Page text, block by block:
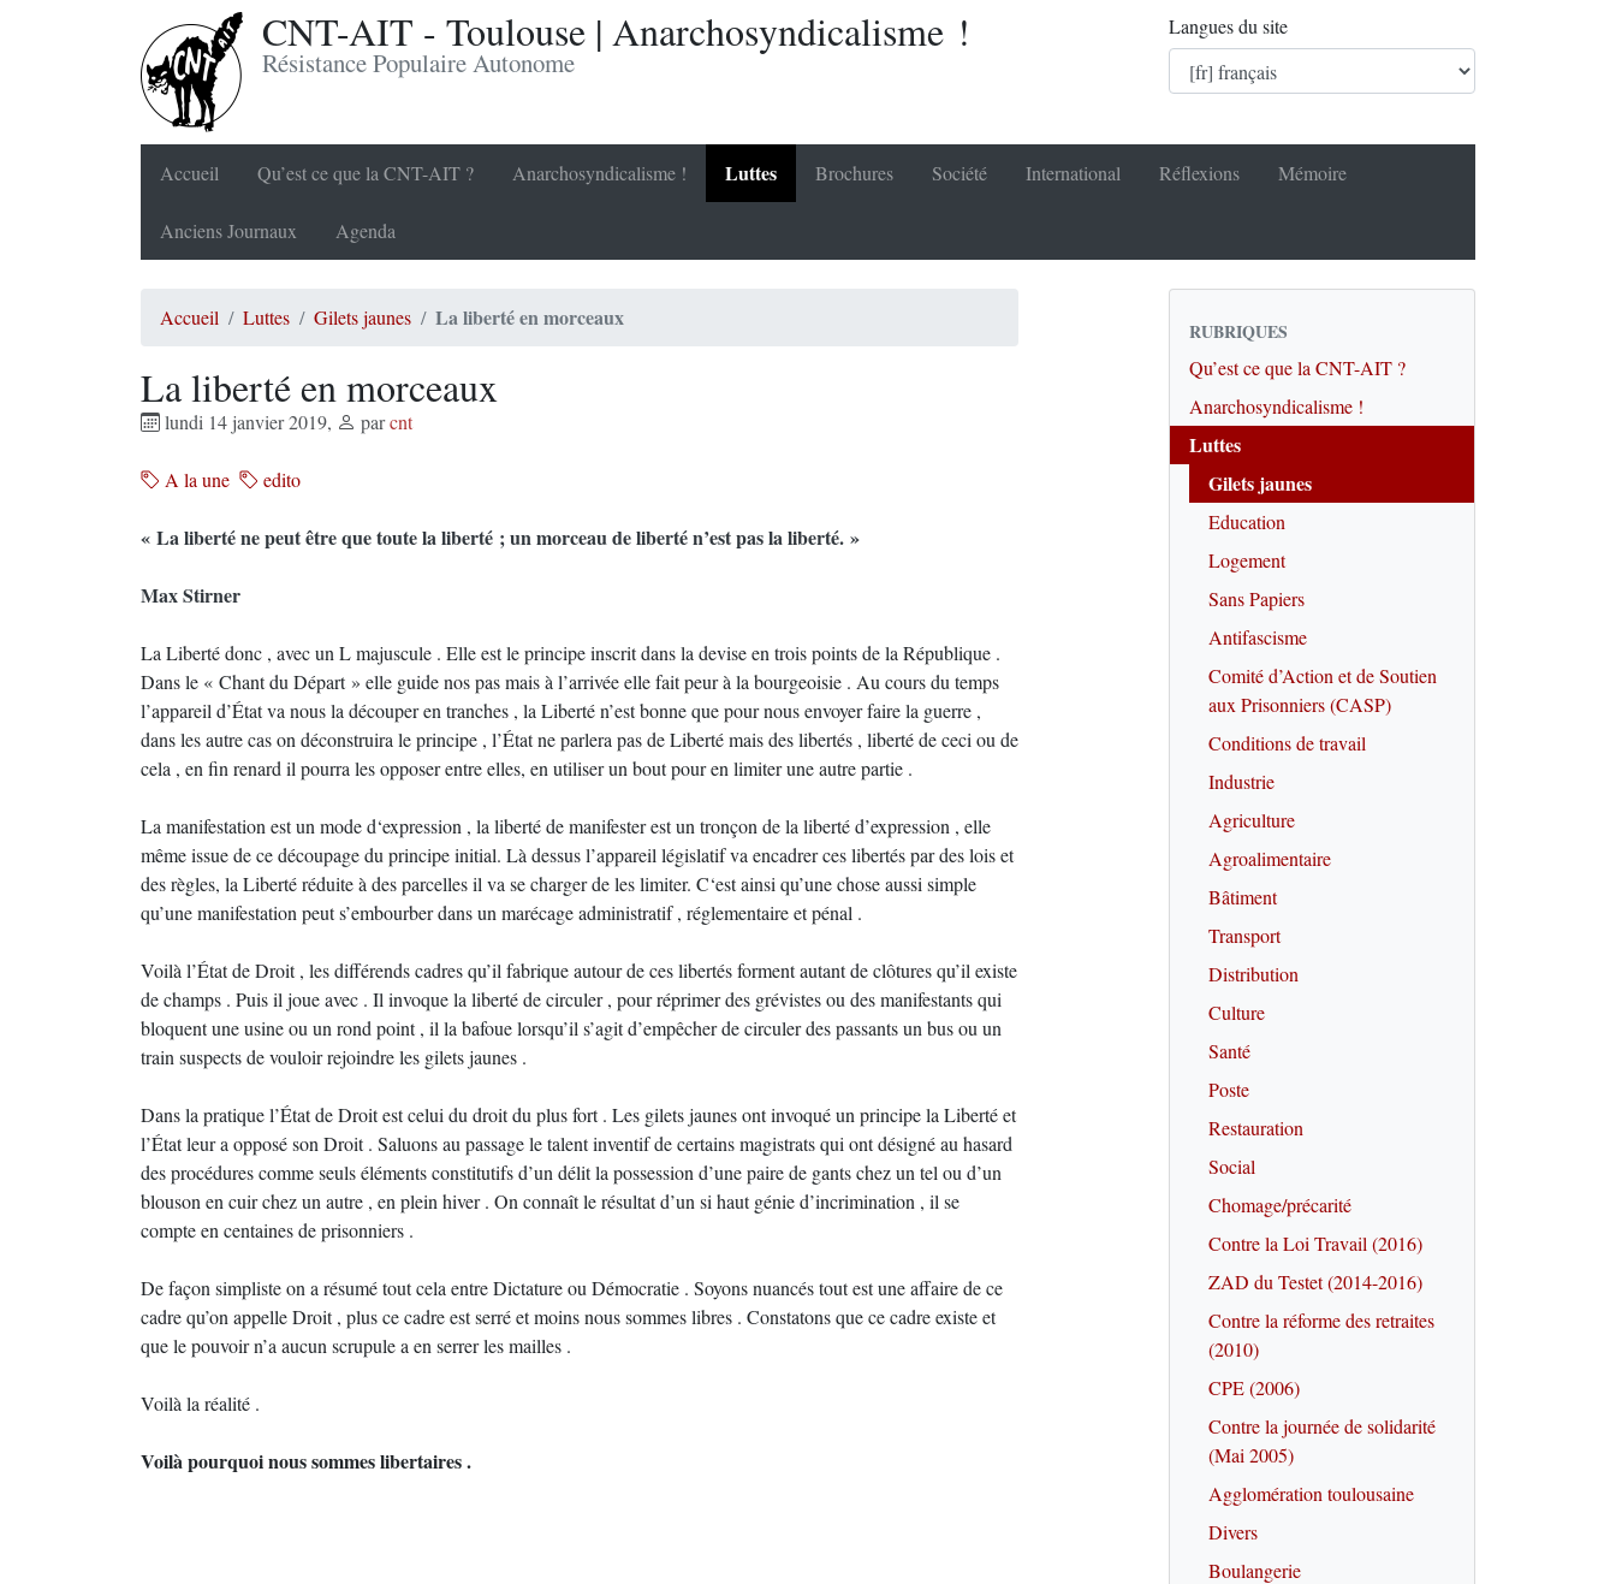
CNT-AIT - Toulouse | Anarchosyndicalisme !
Résistance Populaire Autonome
Langues du site
Accueil Qu’est ce que la CNT-AIT ? Anarchosyndicalisme ! Luttes Brochures Société International Réflexions Mémoire
Anciens Journaux Agenda
Accueil Luttes Gilets jaunes La liberté en morceaux
La liberté en morceaux
lundi 14 janvier 2019, parcnt
A la une edito
« La liberté ne peut être que toute la liberté ; un morceau de liberté n’est pas la liberté. »
Max Stirner
La Liberté donc , avec un L majuscule . Elle est le principe inscrit dans la devise en trois points de la République .
Dans le « Chant du Départ » elle guide nos pas mais à l’arrivée elle fait peur à la bourgeoisie . Au cours du temps
l’appareil d’État va nous la découper en tranches , la Liberté n’est bonne que pour nous envoyer faire la guerre ,
dans les autre cas on déconstruira le principe , l’État ne parlera pas de Liberté mais des libertés , liberté de ceci ou de
cela , en fin renard il pourra les opposer entre elles, en utiliser un bout pour en limiter une autre partie .
La manifestation est un mode d‘expression , la liberté de manifester est un tronçon de la liberté d’expression , elle
même issue de ce découpage du principe initial. Là dessus l’appareil législatif va encadrer ces libertés par des lois et
des règles, la Liberté réduite à des parcelles il va se charger de les limiter. C‘est ainsi qu’une chose aussi simple
qu’une manifestation peut s’embourber dans un marécage administratif , réglementaire et pénal .
Voilà l’État de Droit , les différends cadres qu’il fabrique autour de ces libertés forment autant de clôtures qu’il existe
de champs . Puis il joue avec . Il invoque la liberté de circuler , pour réprimer des grévistes ou des manifestants qui
bloquent une usine ou un rond point , il la bafoue lorsqu’il s’agit d’empêcher de circuler des passants un bus ou un
train suspects de vouloir rejoindre les gilets jaunes .
Dans la pratique l’État de Droit est celui du droit du plus fort . Les gilets jaunes ont invoqué un principe la Liberté et
l’État leur a opposé son Droit . Saluons au passage le talent inventif de certains magistrats qui ont désigné au hasard
des procédures comme seuls éléments constitutifs d’un délit la possession d’une paire de gants chez un tel ou d’un
blouson en cuir chez un autre , en plein hiver . On connaît le résultat d’un si haut génie d’incrimination , il se
compte en centaines de prisonniers .
De façon simpliste on a résumé tout cela entre Dictature ou Démocratie . Soyons nuancés tout est une affaire de ce
cadre qu’on appelle Droit , plus ce cadre est serré et moins nous sommes libres . Constatons que ce cadre existe et
que le pouvoir n’a aucun scrupule a en serrer les mailles .
Voilà la réalité .
Voilà pourquoi nous sommes libertaires .
RUBRIQUES
Qu’est ce que la CNT-AIT ?
Anarchosyndicalisme !
Luttes
Gilets jaunes
Education
Logement
Sans Papiers
Antifascisme
Comité d’Action et de Soutien
aux Prisonniers (CASP)
Conditions de travail
Industrie
Agriculture
Agroalimentaire
Bâtiment
Transport
Distribution
Culture
Santé
Poste
Restauration
Social
Chomage/précarité
Contre la Loi Travail (2016)
ZAD du Testet (2014-2016)
Contre la réforme des retraites
(2010)
CPE (2006)
Contre la journée de solidarité
(Mai 2005)
Agglomération toulousaine
Divers
Boulangerie